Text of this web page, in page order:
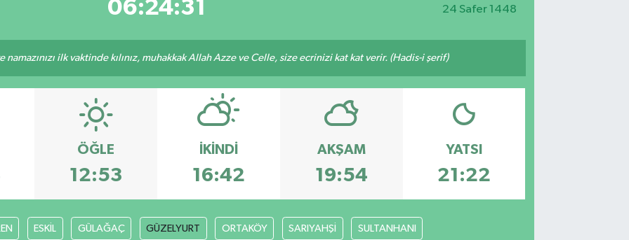
06:24:31 24 Safer 1448
ilk vaktinde kılınız, muhakkak Allah Azze ve Celle, size ecrinizi kat kat verir. (Hadis-i şerif)
ÖĞLE
12:53
İKINDI
16:42
AKŞAM
19:54
YATSI
21:22
ESKİL GÜLAĞAÇ GÜZELYURT ORTAKÖY SARIYAHŞİ SULTANHANI